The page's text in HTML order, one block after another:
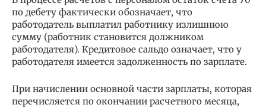
по дебету фактически обозначает, что
работодатель выплатил работнику излишнюю
сумму (работник становится должником
работодателя). Кредитовое сальдо означает, что у
работодателя имеется задолженность по зарплате.
При начислении основной части зарплаты, которая
перечисляется по окончании расчетного месяца,